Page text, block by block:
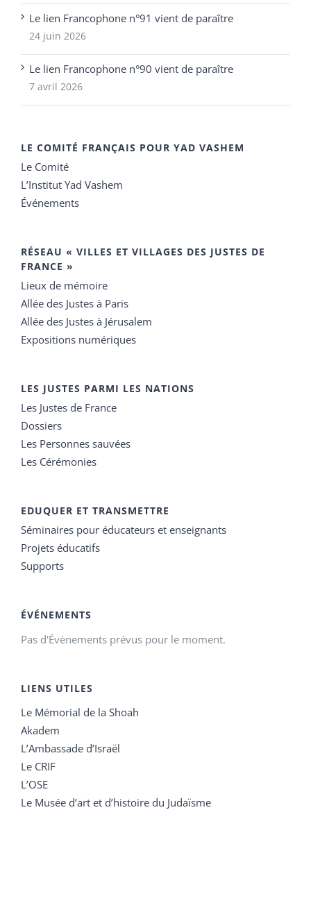
Le lien Francophone n°91 vient de paraître
24 juin 2026
Le lien Francophone n°90 vient de paraître
7 avril 2026
LE COMITÉ FRANÇAIS POUR YAD VASHEM
Le Comité
L’Institut Yad Vashem
Événements
RÉSEAU « VILLES ET VILLAGES DES JUSTES DE
FRANCE »
Lieux de mémoire
Allée des Justes à Paris
Allée des Justes à Jérusalem
Expositions numériques
LES JUSTES PARMI LES NATIONS
Les Justes de France
Dossiers
Les Personnes sauvées
Les Cérémonies
EDUQUER ET TRANSMETTRE
Séminaires pour éducateurs et enseignants
Projets éducatifs
Supports
ÉVÉNEMENTS
Pas d'Évènements prévus pour le moment.
LIENS UTILES
Le Mémorial de la Shoah
Akadem
L’Ambassade d’Israël
Le CRIF
L’OSE
Le Musée d’art et d’histoire du Judaïsme